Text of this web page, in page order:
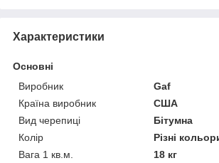
Характеристики
Основні
Виробник
Gaf
Країна виробник
США
Вид черепиці
Бітумна
Колір
Різні
Вага 1 кв.м.
18 кг